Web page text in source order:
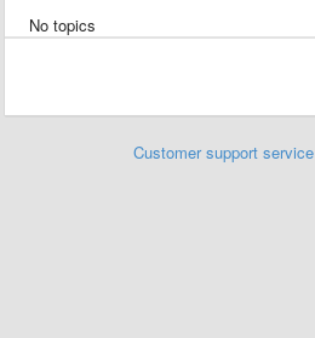
No topics
Customer support service